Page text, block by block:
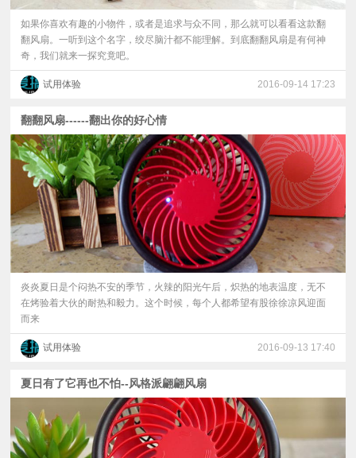
如果你喜欢有趣的小物件，或者是追求与众不同，那么就可以看看这款翻
翻风扇。一听到这个名字，绞尽脑汁都不能理解。到底翻翻风扇是有何神
奇，我们就来一探究竟吧。
试用体验 2016-09-14 17:23
翻翻风扇------翻出你的好心情
炎炎夏日是个闷热不安的季节，火辣的阳光午后，炽热的地表温度，无不
在烤验着大伙的耐热和毅力。这个时候，每个人都希望有股徐徐凉风迎面
而来
试用体验 2016-09-13 17:40
夏日有了它再也不怕--风格派翩翩风扇